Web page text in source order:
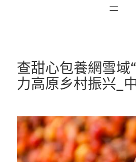
查甜心包養網雪域
力高原乡村振兴_